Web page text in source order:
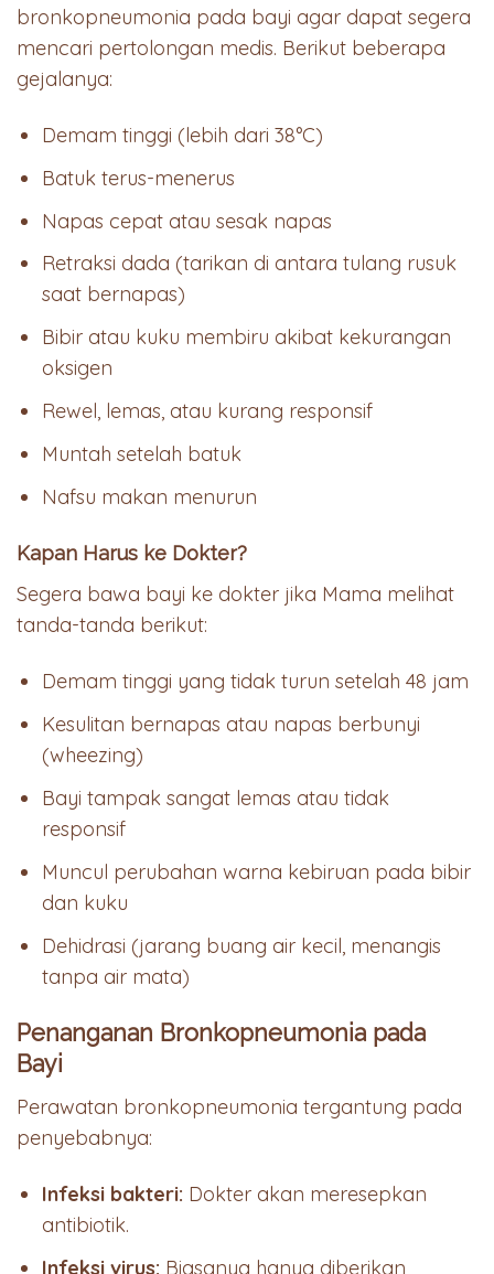
bronkopneumonia pada bayi agar dapat segera
mencari pertolongan medis. Berikut beberapa
gejalanya:
Demam tinggi (lebih dari 38°C)
Batuk terus-menerus
Napas cepat atau sesak napas
Retraksi dada (tarikan di antara tulang rusuk
saat bernapas)
Bibir atau kuku membiru akibat kekurangan
oksigen
Rewel, lemas, atau kurang responsif
Muntah setelah batuk
Nafsu makan menurun
Kapan Harus ke Dokter?
Segera bawa bayi ke dokter jika Mama melihat
tanda-tanda berikut:
Demam tinggi yang tidak turun setelah 48 jam
Kesulitan bernapas atau napas berbunyi
(wheezing)
Bayi tampak sangat lemas atau tidak
responsif
Muncul perubahan warna kebiruan pada bibir
dan kuku
Dehidrasi (jarang buang air kecil, menangis
tanpa air mata)
Penanganan Bronkopneumonia pada
Bayi
Perawatan bronkopneumonia tergantung pada
penyebabnya:
Infeksi bakteri: Dokter akan meresepkan
antibiotik.
Infeksi virus: Biasanya hanya diberikan